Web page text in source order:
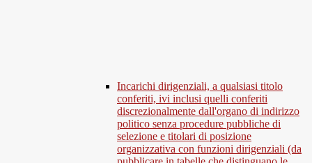
Incarichi dirigenziali, a qualsiasi titolo
conferiti, ivi inclusi quelli conferiti
discrezionalmente dall'organo di indirizzo
politico senza procedure pubbliche di
selezione e titolari di posizione
organizzativa con funzioni dirigenziali (da